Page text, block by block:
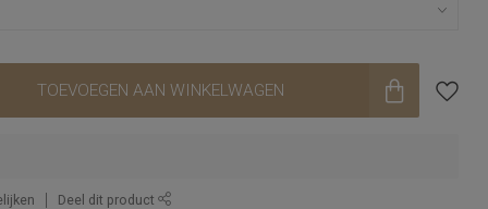
TOEVOEGEN AAN WINKELWAGEN
Deel dit product